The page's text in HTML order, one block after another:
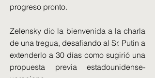
progreso pronto.
Zelensky dio la bienvenida a la charla
de una tregua, desafiando al Sr. Putin a
extenderlo a 30 días como sugirió una
propuesta previa estadounidense-